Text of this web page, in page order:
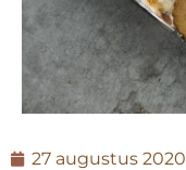
27 augustus 2020